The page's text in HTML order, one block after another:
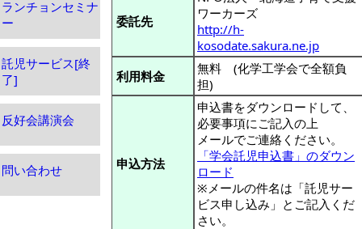
ランチョンセミナ
ー
託児サービス[終
了]
反好会講演会
問い合わせ
委託先
ワーカーズ
http://h-
kosodate.sakura.ne.jp
利用料金
無料 (化学工学会で全額負
担)
申込方法
申込書をダウンロードして、
必要事項にご記入の上
メールでご連絡ください。
「学会託児申込書」のダウン
ロード
※メールの件名は「託児サー
ビス申し込み」とご記入くだ
さい。